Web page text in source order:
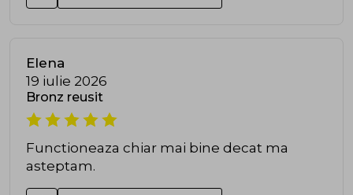
Elena
19 iulie 2026
Bronz reusit
Functioneaza chiar mai bine decat ma
asteptam.